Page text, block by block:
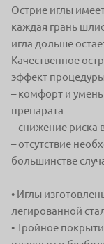
Острие иглы
каждая грань
игла дольше
Качественное
эффект
– комфорт и
препарата
– снижение риска
– отсутствие
большинстве
• Иглы
легированной
• Тройное